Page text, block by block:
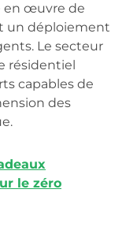
en œuvre de
un déploiement
Le secteur
résidentiel
capables de
des
le zéro